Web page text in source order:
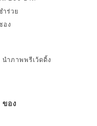
ร่วย
อง
ำภาพพรีเว้ดดิ้ง
ของ